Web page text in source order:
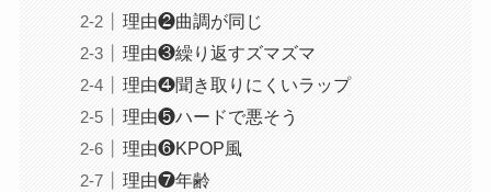
理由❷曲調が同じ
理由❸繰り返すズマズマ
理由❹聞き取りにくいラップ
理由❺ハードで悪そう
理由❻KPOP風
理由❼年齢